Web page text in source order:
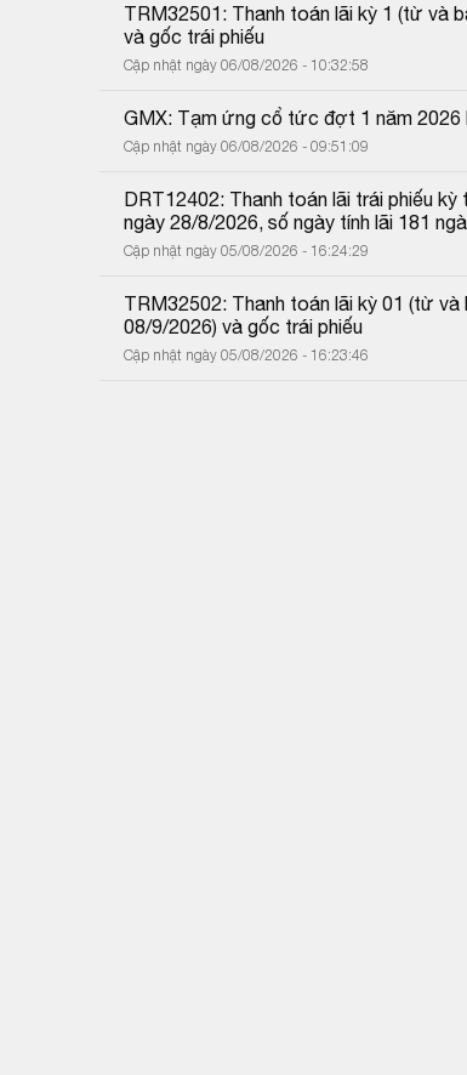
TRM32501: Thanh toán lãi kỳ 1 (từ và
và gốc trái phiếu
Cập nhật ngày 06/08/2026 - 10:32:58
GMX: Tạm ứng cổ tức đợt 1 năm 2026
Cập nhật ngày 06/08/2026 - 09:51:09
DRT12402: Thanh toán lãi trái phiếu
ngày 28/8/2026, số ngày tính lãi 181
Cập nhật ngày 05/08/2026 - 16:24:29
TRM32502: Thanh toán lãi kỳ 01 (từ
08/9/2026) và gốc trái phiếu
Cập nhật ngày 05/08/2026 - 16:23:46